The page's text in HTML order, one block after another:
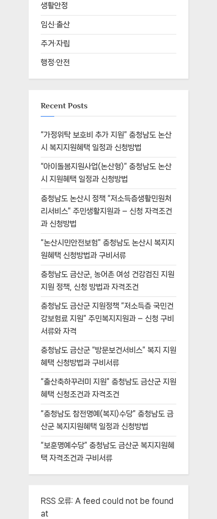
생활안정
임신·출산
주거·자립
행정·안전
Recent Posts
“가정위탁 보호비 추가 지원” 충청남도 논산
시 복지지원혜택 일정과 신청방법
“아이돌봄지원사업(논산형)” 충청남도 논산
시 지원혜택 일정과 신청방법
충청남도 논산시 정책 “저소득층생활민원처
리서비스” 주민생활지원과 – 신청 자격조건
과 신청방법
“논산시민안전보험” 충청남도 논산시 복지지
원혜택 신청방법과 구비서류
충청남도 금산군, 농어촌 여성 건강검진 지원
지원 정책, 신청 방법과 자격조건
충청남도 금산군 지원정책 “저소득층 국민건
강보험료 지원” 주민복지지원과 – 신청 구비
서류와 자격
충청남도 금산군 “방문보건서비스” 복지 지원
혜택 신청방법과 구비서류
“출산축하꾸러미 지원” 충청남도 금산군 지원
혜택 신청조건과 자격조건
“충청남도 참전명예(복지)수당” 충청남도 금
산군 복지지원혜택 일정과 신청방법
“보훈명예수당” 충청남도 금산군 복지지원혜
택 자격조건과 구비서류
RSS 오류: A feed could not be found
at